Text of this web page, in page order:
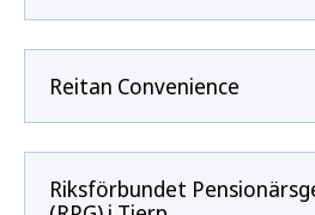
Reitan Convenience
Riksförbundet